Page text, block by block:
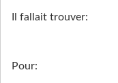
Il fallait trouver:
Pour: